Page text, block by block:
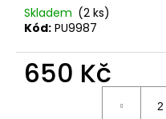
Skladem (2 ks)
Kód: PU9987
650 Kč